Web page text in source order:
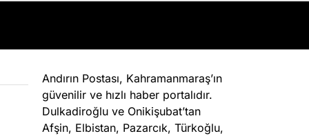
Andırın Postası, Kahramanmaraş’ın
güvenilir ve hızlı haber portalıdır.
Dulkadiroğlu ve Onikişubat’tan
Afşin, Elbistan, Pazarcık, Türkoğlu,